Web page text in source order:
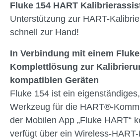
Fluke 154 HART
Unterstützung zur HART-
schnell zur Hand!
In Verbindung mit einem
Komplettlösung zur
kompatiblen Geräten
Fluke 154 ist ein
Werkzeug für die HART®-
der Mobilen App „Fluke HART“
verfügt über ein Wireless-